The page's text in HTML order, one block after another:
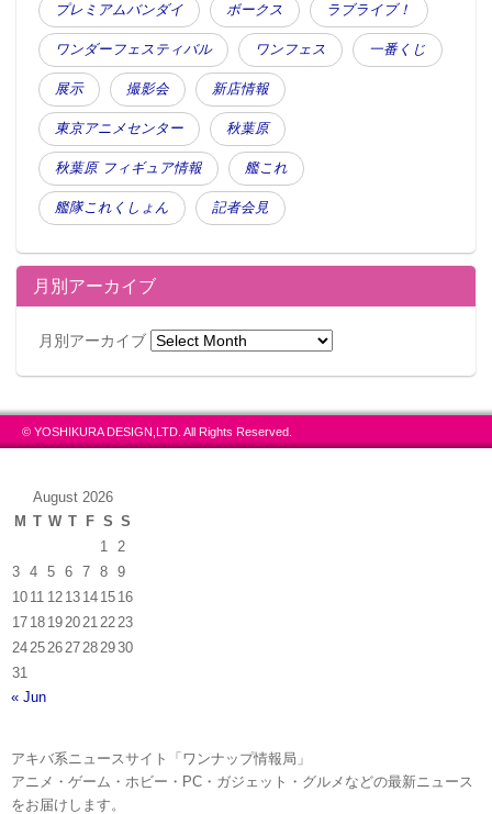
プレミアムバンダイ ボークス ラブライブ！
ワンダーフェスティバル ワンフェス 一番くじ
展示 撮影会 新店情報
東京アニメセンター 秋葉原
秋葉原 フィギュア情報 艦これ
艦隊これくしょん 記者会見
月別アーカイブ
月別アーカイブ
© YOSHIKURA DESIGN,LTD. All Rights Reserved.
August 2026
M T W T F S S
1
2
3
4 5 6 7 8
9
10 11 12 13 14 15 16
17 18 19 20 21 22 23
24 25 26 27 28 2930
31
« Jun
アキバ系ニュースサイト「ワンナップ情報局」
アニメ・ゲーム・ホビー・PC・ガジェット・グルメなどの最新ニュース
をお届けします。